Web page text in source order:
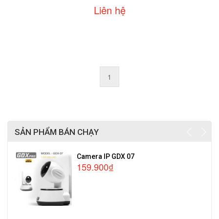
Liên hệ
1
SẢN PHẨM BÁN CHẠY
Camera IP GDX 07
159.900₫